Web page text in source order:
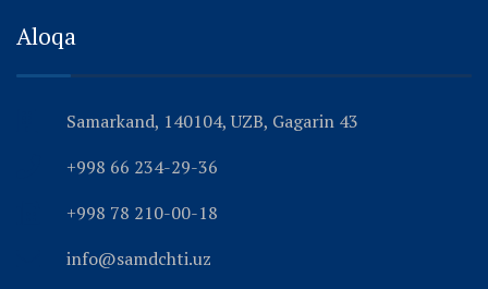
Aloqa
Samarkand, 140104, UZB, Gagarin 43
+998 66 234-29-36
+998 78 210-00-18
info@samdchti.uz